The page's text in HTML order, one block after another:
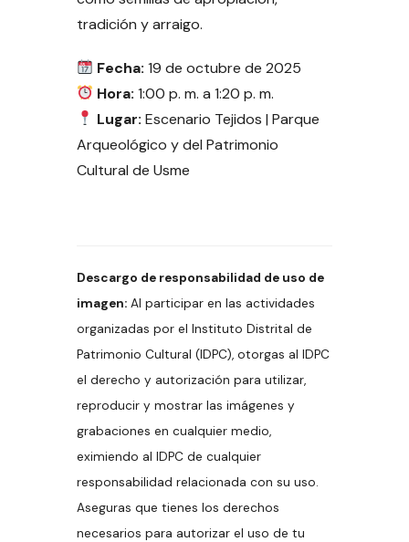
tradición y arraigo.
Fecha: 19 de octubre de 2025
Hora: 1:00 p. m. a 1:20 p. m.
Lugar:Escenario Tejidos | Parque
Arqueológico y del Patrimonio
Cultural de Usme
Descargo de responsabilidad de uso de
imagen: Al participar en las actividades
organizadas por el Instituto Distrital de
Patrimonio Cultural (IDPC), otorgas al IDPC
el derecho y autorización para utilizar,
reproducir y mostrar las imágenes y
grabaciones en cualquier medio,
eximiendo al IDPC de cualquier
responsabilidad relacionada con su uso.
Aseguras que tienes los derechos
necesarios para autorizar el uso de tu